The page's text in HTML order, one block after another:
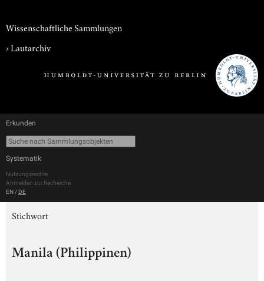
Wissenschaftliche Sammlungen
›Lautarchiv
Erkunden
Systematik
Nutzungsrechte
Anmelden zur Recherche
EN / DE
Stichwort
Manila (Philippinen)